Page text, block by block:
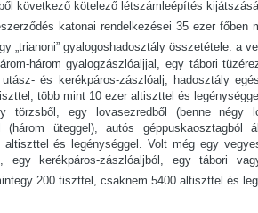
következő kötelező létszámleépítés
katonai rendelkezései 35 ezer főben
„trianoni” gyalogoshadosztály összetétele: a
három gyalogzászlóaljjal, egy tábori
és kerékpáros-zászlóalj, hadosztály
több mint 10 ezer altiszttel és
törzsből, egy lovasezredből (benne négy
(három üteggel), autós
altiszttel és legénységgel. Volt még egy
egy kerékpáros-zászlóaljból, egy tábori
200 tiszttel, csaknem 5400 altiszttel és